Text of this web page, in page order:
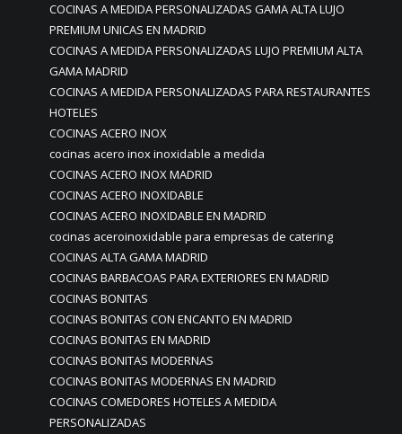
COCINAS A MEDIDA PERSONALIZADAS GAMA ALTA LUJO
PREMIUM UNICAS EN MADRID
COCINAS A MEDIDA PERSONALIZADAS LUJO PREMIUM ALTA
GAMA MADRID
COCINAS A MEDIDA PERSONALIZADAS PARA RESTAURANTES
HOTELES
COCINAS ACERO INOX
cocinas acero inox inoxidable a medida
COCINAS ACERO INOX MADRID
COCINAS ACERO INOXIDABLE
COCINAS ACERO INOXIDABLE EN MADRID
cocinas aceroinoxidable para empresas de catering
COCINAS ALTA GAMA MADRID
COCINAS BARBACOAS PARA EXTERIORES EN MADRID
COCINAS BONITAS
COCINAS BONITAS CON ENCANTO EN MADRID
COCINAS BONITAS EN MADRID
COCINAS BONITAS MODERNAS
COCINAS BONITAS MODERNAS EN MADRID
COCINAS COMEDORES HOTELES A MEDIDA
PERSONALIZADAS